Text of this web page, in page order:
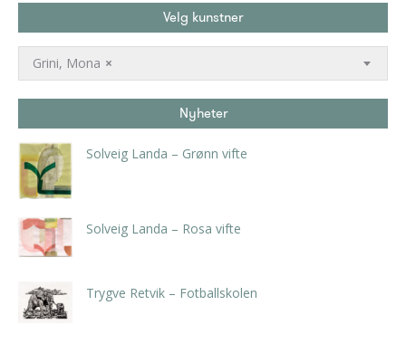
Velg kunstner
×
Grini, Mona
Nyheter
Solveig Landa – Grønn vifte
Solveig Landa – Rosa vifte
Trygve Retvik – Fotballskolen